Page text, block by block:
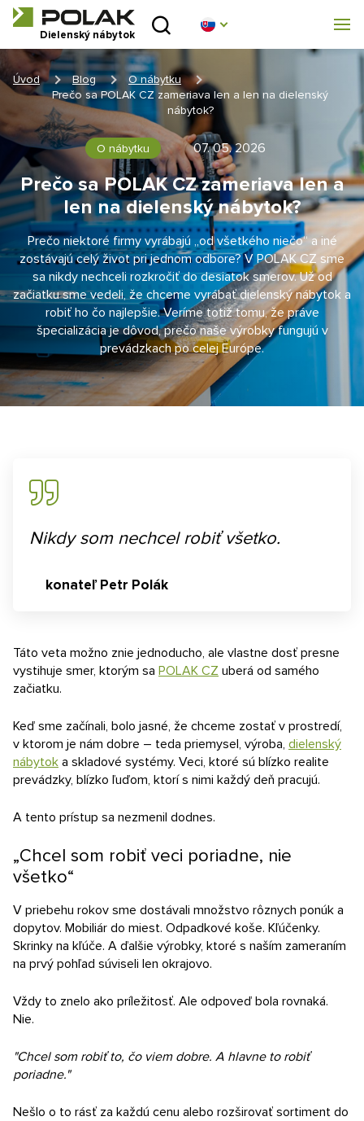
Dielenský nábytok
Úvod
Produktové rady
O nás
Poradňa
Blog
Na stiahnutie
Realizácia
Obchodná sieť
Kontakt
Úvod Blog
O nábytku
Prečo sa POLAK CZ zameriava len a len na dielenský
nábytok?
O nábytku 07. 05. 2026
Prečo sa POLAK CZ zameriava len a
len na dielenský nábytok?
Prečo niektoré firmy vyrábajú „od všetkého niečo“ a iné
zostávajú celý život pri jednom odbore? V POLAK CZ sme
sa nikdy nechceli rozkročiť do desiatok smerov. Už od
začiatku sme vedeli, že chceme vyrábať dielenský nábytok a
robiť ho čo najlepšie. Veríme totiž tomu, že práve
špecializácia je dôvod, prečo naše výrobky fungujú v
prevádzkach po celej Európe.
Nikdy som nechcel robiť všetko.
konateľ Petr Polák
Táto veta možno znie jednoducho, ale vlastne dosť presne
vystihuje smer, ktorým sa POLAK CZ uberá od samého
začiatku.
Keď sme začínali, bolo jasné, že chceme zostať v prostredí,
v ktorom je nám dobre – teda priemysel, výroba, dielenský
nábytok a skladové systémy. Veci, ktoré sú blízko realite
prevádzky, blízko ľuďom, ktorí s nimi každý deň pracujú.
A tento prístup sa nezmenil dodnes.
„Chcel som robiť veci poriadne, nie
všetko“
V priebehu rokov sme dostávali množstvo rôznych ponúk a
dopytov. Mobiliár do miest. Odpadkové koše. Kľúčenky.
Skrinky na kľúče. A ďalšie výrobky, ktoré s naším zameraním
na prvý pohľad súviseli len okrajovo.
Vždy to znelo ako príležitosť. Ale odpoveď bola rovnaká.
Nie.
"Chcel som robiť to, čo viem dobre. A hlavne to robiť
poriadne."
Nešlo o to rásť za každú cenu alebo rozširovať sortiment do